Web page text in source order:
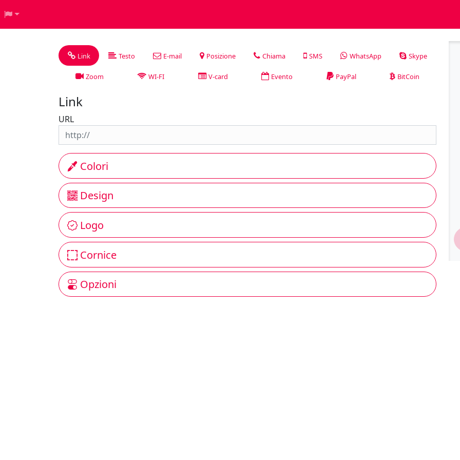
Link Testo E-mail Posizione Chiama SMS WhatsApp Skype
Zoom WI-FI V-card Evento PayPal BitCoin
Link
URL
Colori
Design
Logo
Cornice
Opzioni